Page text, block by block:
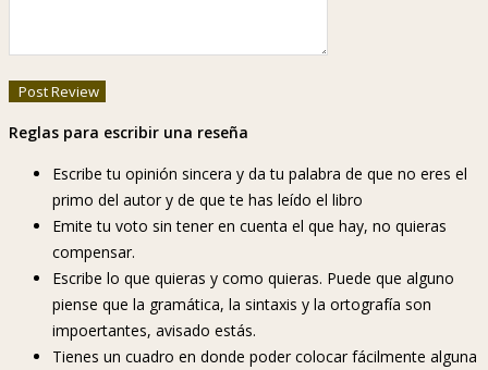
Reglas para escribir una reseña
Escribe tu opinión sincera y da tu palabra de que no eres el
primo del autor y de que te has leído el libro
Emite tu voto sin tener en cuenta el que hay, no quieras
compensar.
Escribe lo que quieras y como quieras. Puede que alguno
piense que la gramática, la sintaxis y la ortografía son
impoertantes, avisado estás.
Tienes un cuadro en donde poder colocar fácilmente alguna